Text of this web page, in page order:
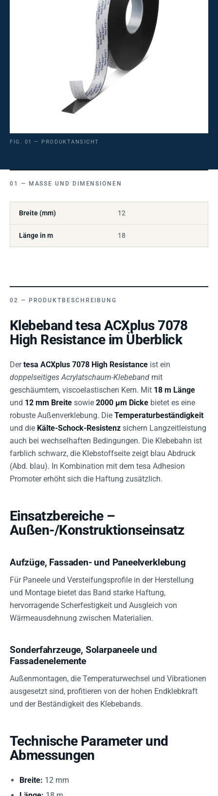
FIG. 01 — PRODUKTANSICHT
MASSE UND DIMENSIONEN
Breite (mm) 12
Länge in m 18
PRODUKTBESCHREIBUNG
Klebeband tesa ACXplus 7078
High Resistance im Überblick
Dertesa ACXplus 7078 High Resistance ist ein
doppelseitiges Acrylatschaum-Klebeband mit
geschäumtem, viscoelastischen Kern. Mit 18 m Länge
und 12 mm Breite sowie 2000 µm Dicke bietet es eine
robuste Außenverklebung. Die Temperaturbeständigkeit
und die Kälte-Schock-Resistenz sichern Langzeitleistung
auch bei wechselhaften Bedingungen. Die Klebebahn ist
farblich schwarz, die Klebstoffseite zeigt blau Abdruck
(Abd. blau). In Kombination mit dem tesa Adhesion
Promoter erhöht sich die Haftung zusätzlich.
Einsatzbereiche –
Außen-/Konstruktionseinsatz
Aufzüge, Fassaden- und Paneelverklebung
Für Paneele und Versteifungsprofile in der Herstellung
und Montage bietet das Band starke Haftung,
hervorragende Scherfestigkeit und Ausgleich von
Wärmeausdehnung zwischen Materialien.
Sonderfahrzeuge, Solarpaneele und
Fassadenelemente
Außenmontagen, die Temperaturwechsel und Vibrationen
ausgesetzt sind, profitieren von der hohen Endklebkraft
und der Beständigkeit des Klebebands.
Technische Parameter und
Abmessungen
Breite: 12 mm